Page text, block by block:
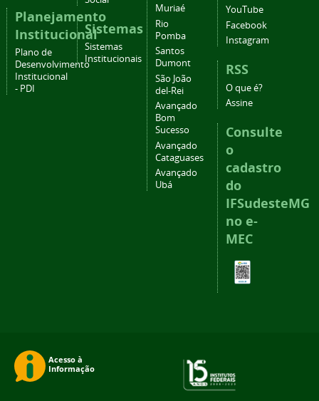
Planejamento
Institucional
Plano de
Desenvolvimento
Institucional
- PDI
Sistemas
Sistemas
Institucionais
Muriaé
Rio
Pomba
Santos
Dumont
São João
del-Rei
Avançado
Bom
Sucesso
Avançado
Cataguases
Avançado
Ubá
YouTube
Facebook
Instagram
RSS
O que é?
Assine
Consulte
o
cadastro
do
IFSudesteMG
no e-
MEC